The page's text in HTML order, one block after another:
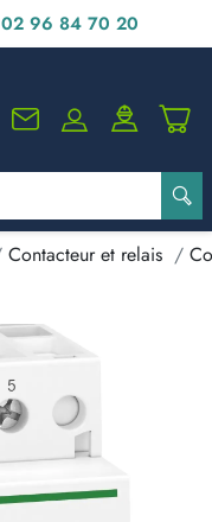
02 96 84 70 20
Contacteur et relais